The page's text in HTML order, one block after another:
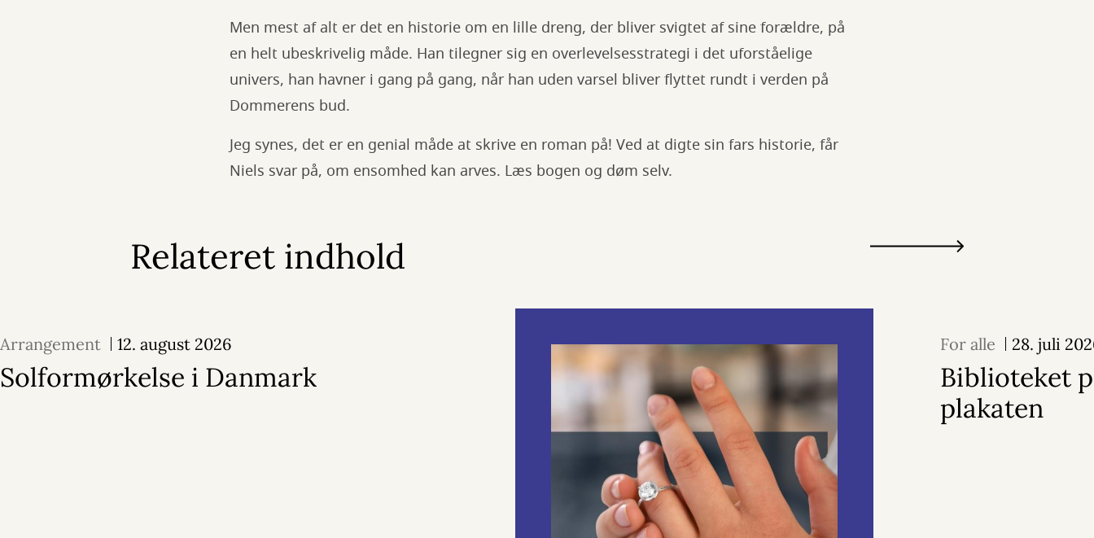
Men mest af alt er det en historie om en lille dreng, der bliver svigtet af sine forældre, på
en helt ubeskrivelig måde. Han tilegner sig en overlevelsesstrategi i det uforståelige
univers, han havner i gang på gang, når han uden varsel bliver flyttet rundt i verden på
Dommerens bud.
Jeg synes, det er en genial måde at skrive en roman på! Ved at digte sin fars historie, får
Niels svar på, om ensomhed kan arves. Læs bogen og døm selv.
Relateret indhold
Arrangement 12. august 2026
Solformørkelse i Danmark
For alle 28. juli
Biblioteket
plakaten